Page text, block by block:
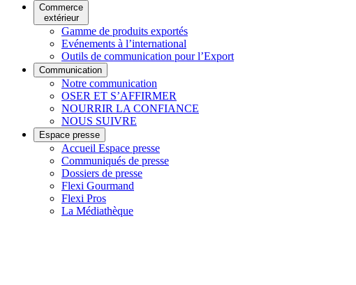
Commerce
extérieur
Gamme de produits exportés
Evénements à l’international
Outils de communication pour l’Export
Communication
Notre communication
OSER ET S’AFFIRMER
NOURRIR LA CONFIANCE
NOUS SUIVRE
Espace presse
Accueil Espace presse
Communiqués de presse
Dossiers de presse
Flexi Gourmand
Flexi Pros
La Médiathèque